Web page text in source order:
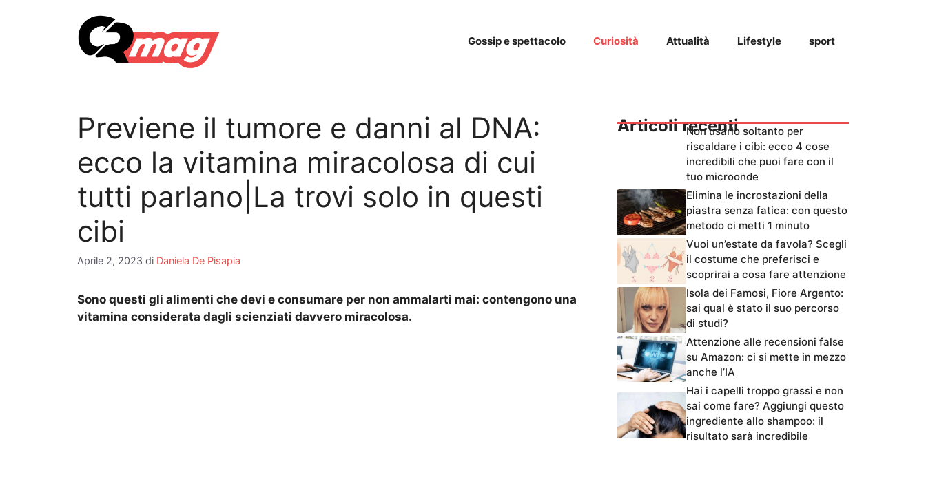
Gossip e spettacolo Curiosità Attualità Lifestyle sport
Previene il tumore e danni al DNA:
ecco la vitamina miracolosa di cui
tutti parlano|La trovi solo in questi
cibi
Aprile 2, 2023 di Daniela De Pisapia
Sono questi gli alimenti che devi e consumare per non ammalarti mai: contengono una
vitamina considerata dagli scienziati davvero miracolosa.
Articoli recentiNon usarlo soltanto per
riscaldare i cibi: ecco 4 cose
incredibili che puoi fare con il
tuo microonde
Elimina le incrostazioni della
piastra senza fatica: con questo
metodo ci metti 1 minuto
Vuoi un’estate da favola? Scegli
il costume che preferisci e
scoprirai a cosa fare attenzione
Isola dei Famosi, Fiore Argento:
sai qual è stato il suo percorso
di studi?
Attenzione alle recensioni false
su Amazon: ci si mette in mezzo
anche l’IA
Hai i capelli troppo grassi e non
sai come fare? Aggiungi questo
ingrediente allo shampoo: il
risultato sarà incredibile